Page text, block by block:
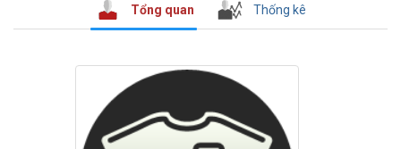
Tổng quan Thống kê